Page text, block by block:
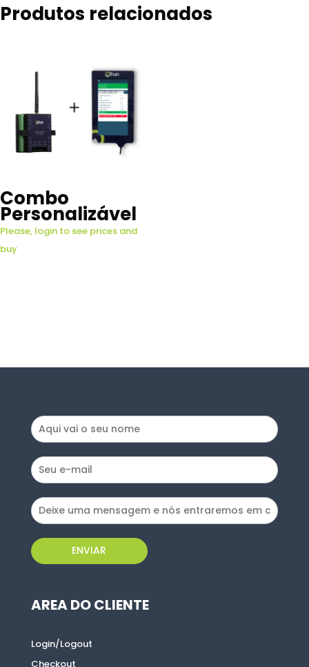
Produtos relacionados
Combo
Personalizável
Please, login to see prices and
buy
ENVIAR
AREA DO CLIENTE
Login/Logout
Checkout
ENVIAR
AREA DO CLIENTE
Login/Logout
Checkout